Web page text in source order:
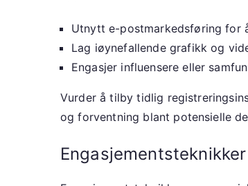
Utnytt e-postmarkedsføring for
Lag iøynefallende grafikk og
Engasjer influensere eller
Vurder å tilby tidlig
og forventning blant potensielle